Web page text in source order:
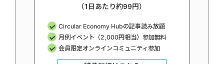
（1日あたり約99円）
Circular Economy Hubの記事読み放題
月例イベント（2,000円相当）参加無料
会員限定オンラインコミュニティ参加